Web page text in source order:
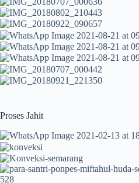
Proses Jahit